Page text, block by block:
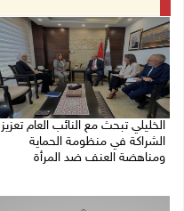
الخليلي تبحث مع النائب العام تعزيز
الشراكة في منظومة الحماية
ومناهضة العنف ضد المرأة